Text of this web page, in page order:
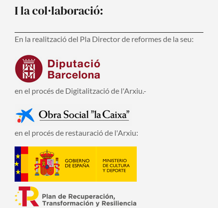
I la col·laboració:
En la realització del Pla Director de reformes de la seu:
en el procés de Digitalització de l'Arxiu.-
en el procés de restauració de l'Arxiu: